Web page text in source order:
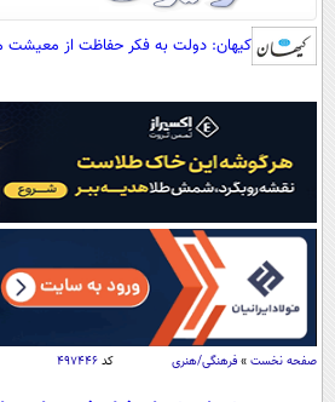
صفحه اول
آرشیو
نظرسنجی
آب و هوا
اوقات شرعی
سواد زندگی
اقتصاد
کیهان: دولت به فکر حفاظت از معیشت مردم نیست
صفحه نخست » فرهنگی/هنری کد ۴۹۷۴۴۶